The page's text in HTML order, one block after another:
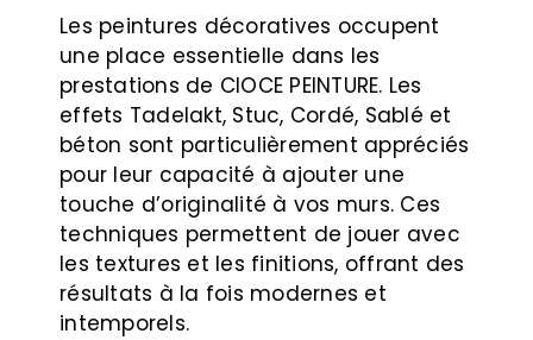
Les peintures décoratives occupent
une place essentielle dans les
prestations de CIOCE PEINTURE. Les
effets Tadelakt, Stuc, Cordé, Sablé et
béton sont particulièrement appréciés
pour leur capacité à ajouter une
touche d’originalité à vos murs. Ces
techniques permettent de jouer avec
les textures et les finitions, offrant des
résultats à la fois modernes et
intemporels.